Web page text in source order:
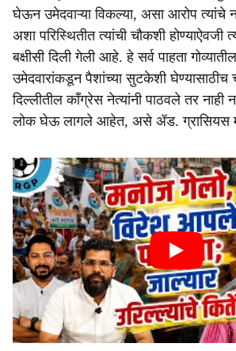
घेऊन उमेदवाऱ्या विकल्या, असा आरोप त्यांचे
अशा परिस्थितीत त्यांची चौकशी होण्याऐवजी
बक्षीसी दिली गेली आहे. हे सर्व पाहता
उमेदवारांकडून पैशांच्या सुटकेशी घेण्यासाठीच
दिल्लीतील काँग्रेस नेत्यांनी पाठवले तर
लोक घेऊ लागले आहेत, असे ॲड. ग्रासियस